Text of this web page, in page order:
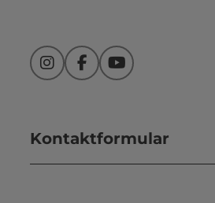
InstagramFacebookYouTube
Kontaktformular